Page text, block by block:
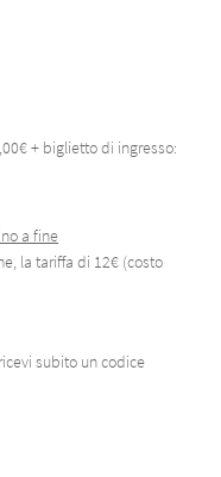
+ biglietto di ingresso:
a fine
la tariffa di 12€ (costo
subito un codice